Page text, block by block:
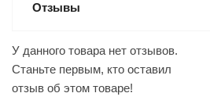
Отзывы
У данного товара нет отзывов.
Станьте первым, кто оставил
отзыв об этом товаре!